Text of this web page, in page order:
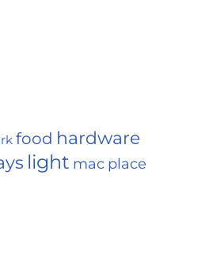
food hardware
light mac place